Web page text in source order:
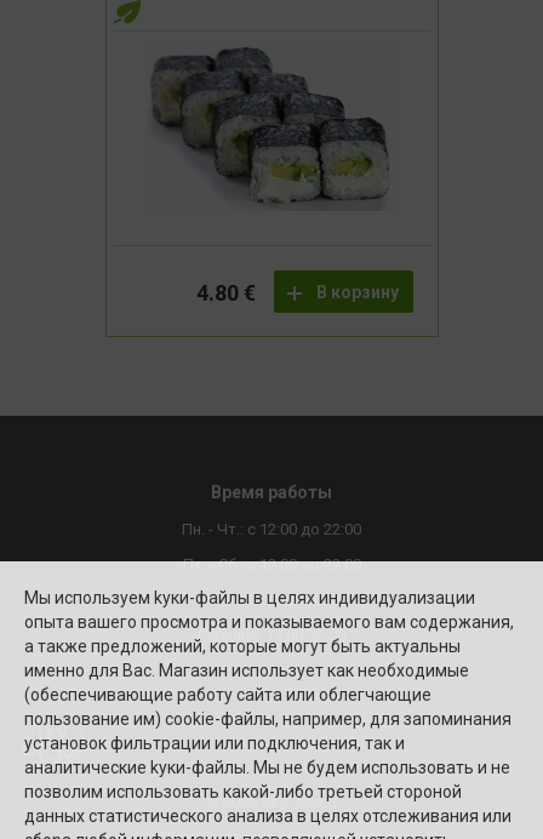
В корзину
4.80 €
Время работы
Пн. - Чт.: с 12:00 до 22:00
Пт. - Сб.: с 12:00 до 22:00
Вск.: c 10:00 до 22:00
Сегодня: 12:00-22:00
© 2026 CityFood.lv
Мы используем kуки-файлы в целях индивидуализации
опыта вашего просмотра и показываемого вам содержания,
а также предложений, которые могут быть актуальны
именно для Вас. Магазин использует как необходимые
(обеспечивающие работу сайта или облегчающие
пользование им) cookie-файлы, например, для запоминания
установок фильтрации или подключения, так и
аналитические kуки-файлы. Мы не будем использовать и не
позволим использовать какой-либо третьей стороной
данных статистического анализа в целях отслеживания или